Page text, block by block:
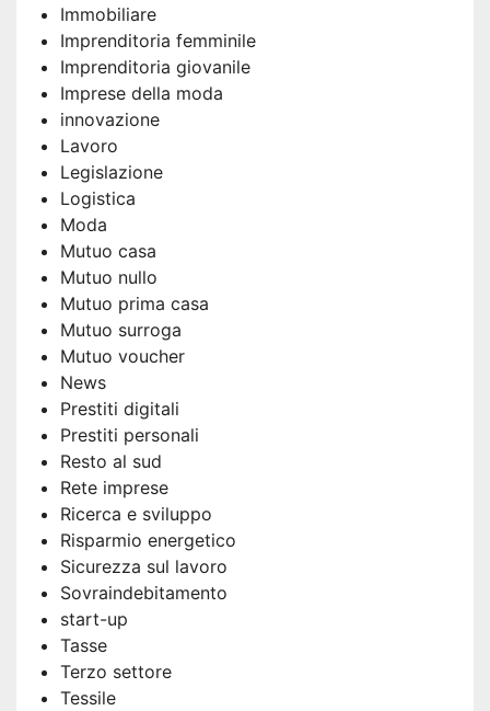
Immobiliare
Imprenditoria femminile
Imprenditoria giovanile
Imprese della moda
innovazione
Lavoro
Legislazione
Logistica
Moda
Mutuo casa
Mutuo nullo
Mutuo prima casa
Mutuo surroga
Mutuo voucher
News
Prestiti digitali
Prestiti personali
Resto al sud
Rete imprese
Ricerca e sviluppo
Risparmio energetico
Sicurezza sul lavoro
Sovraindebitamento
start-up
Tasse
Terzo settore
Tessile